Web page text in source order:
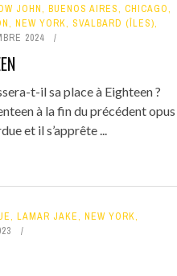
JOHN, BUENOS AIRES, CHICAGO,
, NEW YORK, SVALBARD (ÎLES),
2024
t-il sa place à Eighteen ?
à la fin du précédent opus
et il s’apprête ...
, LAMAR JAKE, NEW YORK,